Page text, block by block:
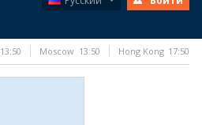
13:50 Moscow 13:50 Hong Kong 17:50